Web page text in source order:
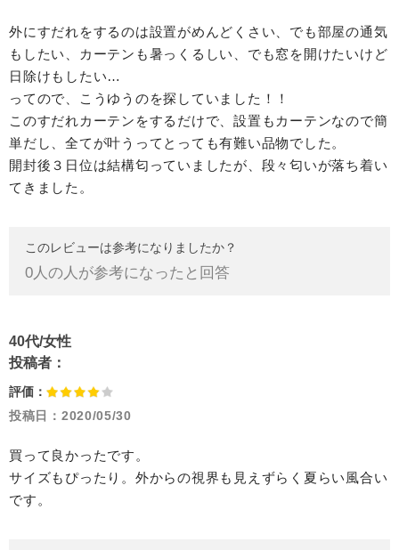
外にすだれをするのは設置がめんどくさい、でも部屋の通気
もしたい、カーテンも暑っくるしい、でも窓を開けたいけど
日除けもしたい…
ってので、こうゆうのを探していました！！
このすだれカーテンをするだけで、設置もカーテンなので簡
単だし、全てが叶うってとっても有難い品物でした。
開封後３日位は結構匂っていましたが、段々匂いが落ち着い
てきました。
このレビューは参考になりましたか？
0人の人が参考になったと回答
40代/女性
投稿者：
評価：
投稿日： 2020/05/30
買って良かったです。
サイズもぴったり。外からの視界も見えずらく夏らい風合い
です。